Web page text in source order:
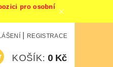
pro osobní
REGISTRACE
KOŠÍK: 0 Kč